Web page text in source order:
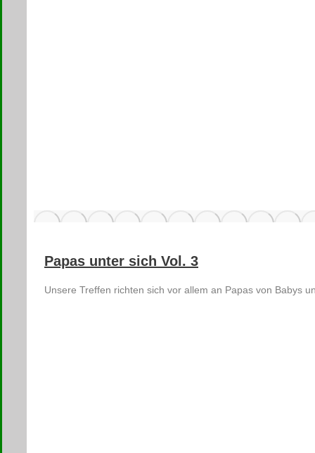
Papas unter sich Vol. 3
Unsere Treffen richten sich vor allem an Papas von Babys